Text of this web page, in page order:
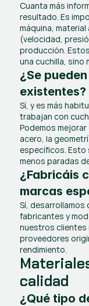
Cuanta más
resultado. Es
máquina,
(velocidad,
producción.
una cuchilla, sino
¿Se
existentes?
Sí, y es más
trabajan con
Podemos
acero, la
específicos. Esto
menos paradas
¿Fabricáis
marcas
Sí,
fabricantes y
nuestros clientes
proveedores
rendimiento.
calidad
¿Qué tipo